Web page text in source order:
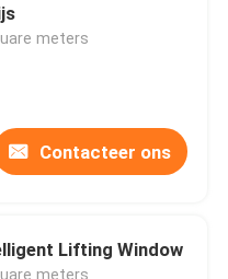
meters
Contacteer ons
Lifting Window
meters